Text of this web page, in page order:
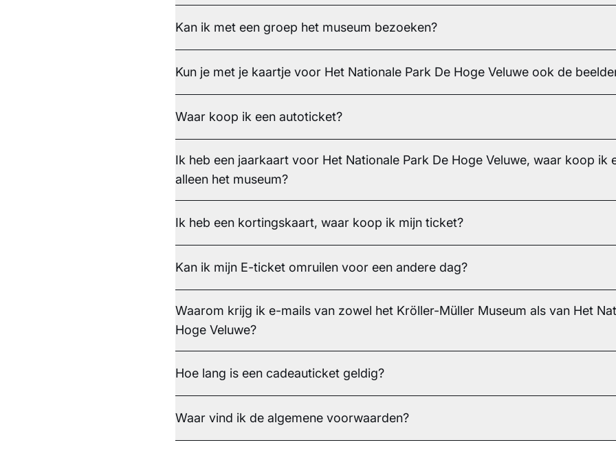
Kan ik met een groep het museum bezoeken?
Kun je met je kaartje voor Het Nationale Park De Hoge Veluwe ook de
Waar koop ik een autoticket?
Ik heb een jaarkaart voor Het Nationale Park De Hoge Veluwe, waar koop ik
alleen het museum?
Ik heb een kortingskaart, waar koop ik mijn ticket?
Kan ik mijn E-ticket omruilen voor een andere dag?
Waarom krijg ik e-mails van zowel het Kröller-Müller Museum als van Het
Hoge Veluwe?
Hoe lang is een cadeauticket geldig?
Waar vind ik de algemene voorwaarden?